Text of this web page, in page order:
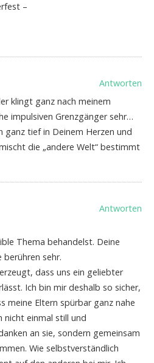
–
Antworten
klingt ganz nach meinem
impulsiven Grenzgänger sehr…
ganz tief in Deinem Herzen und
die „andere Welt“ bestimmt
Antworten
Thema behandelst. Deine
sehr.
dass uns ein geliebter
Ich bin mir deshalb so sicher,
meine Eltern spürbar ganz nahe
nicht einmal still und
an sie, sondern gemeinsam
Wie selbstverständlich